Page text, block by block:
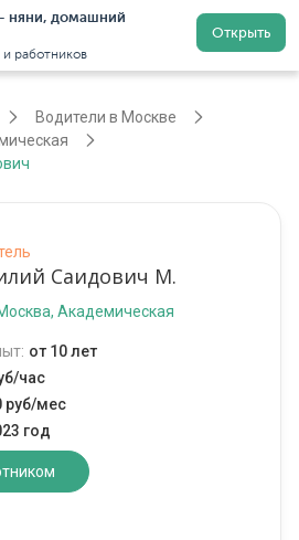
няни, домашний
работников
Открыть
Регистрация
Водители в Москве
Саидович М.
Академическая
от 10 лет
час
руб/мес
год